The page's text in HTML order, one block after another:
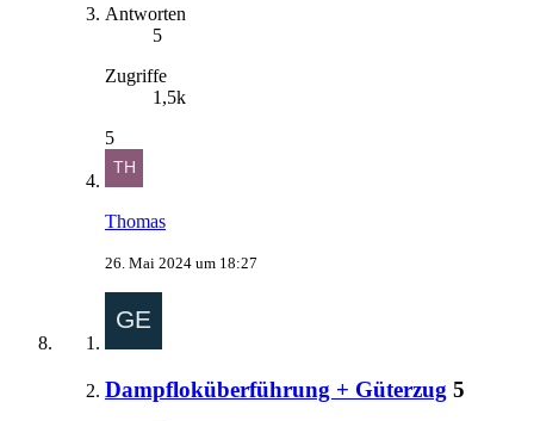
Antworten
5
Zugriffe
1,5k
5
Thomas
26. Mai 2024 um 18:27
Dampfloküberführung + Güterzug 5